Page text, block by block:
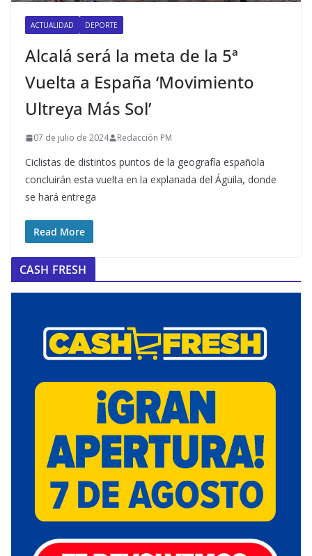
ACTUALIDAD DEPORTE
Alcalá será la meta de la 5ª
Vuelta a España ‘Movimiento
Ultreya Más Sol’
07 de julio de 2024 Redacción PM
Ciclistas de distintos puntos de la geografía española
concluirán esta vuelta en la explanada del Águila, donde
se hará entrega
Read More
CASH FRESH